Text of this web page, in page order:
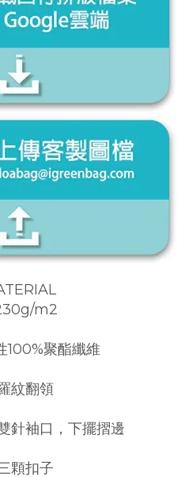
m2
100%聚酯纖維
紋翻領
針袖口，下擺摺邊
顆扣子